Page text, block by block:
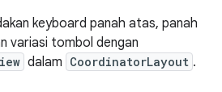
keyboard panah atas, panah
variasi tombol dengan
dalam CoordinatorLayout .